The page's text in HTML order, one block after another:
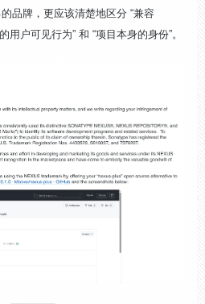
品牌，更应该清楚地区分 “兼容
户可见行为” 和 “项目本身的身份”。